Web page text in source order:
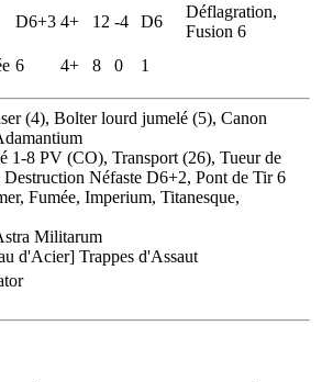
D6+3 4+ 12 -4 D6
Déflagration,
Fusion 6
6 4+ 8 0 1
(4), Bolter lourd jumelé (5), Canon
1-8 PV (CO), Transport (26), Tueur de
Destruction Néfaste D6+2, Pont de Tir 6
Fumée, Imperium, Titanesque,
Militarum
d'Acier] Trappes d'Assaut